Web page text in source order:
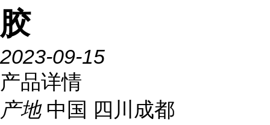
胶
2023-09-15
产品详情
产地 中国 四川成都